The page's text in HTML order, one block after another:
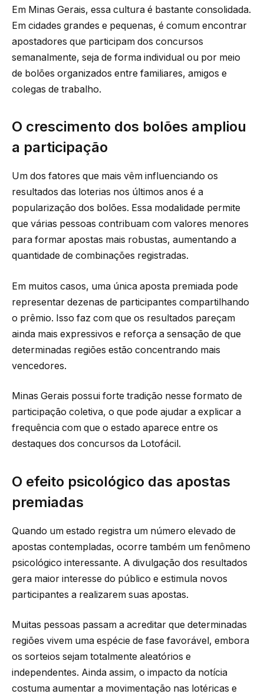
Em Minas Gerais, essa cultura é bastante consolidada.
Em cidades grandes e pequenas, é comum encontrar
apostadores que participam dos concursos
semanalmente, seja de forma individual ou por meio
de bolões organizados entre familiares, amigos e
colegas de trabalho.
O crescimento dos bolões ampliou
a participação
Um dos fatores que mais vêm influenciando os
resultados das loterias nos últimos anos é a
popularização dos bolões. Essa modalidade permite
que várias pessoas contribuam com valores menores
para formar apostas mais robustas, aumentando a
quantidade de combinações registradas.
Em muitos casos, uma única aposta premiada pode
representar dezenas de participantes compartilhando
o prêmio. Isso faz com que os resultados pareçam
ainda mais expressivos e reforça a sensação de que
determinadas regiões estão concentrando mais
vencedores.
Minas Gerais possui forte tradição nesse formato de
participação coletiva, o que pode ajudar a explicar a
frequência com que o estado aparece entre os
destaques dos concursos da Lotofácil.
O efeito psicológico das apostas
premiadas
Quando um estado registra um número elevado de
apostas contempladas, ocorre também um fenômeno
psicológico interessante. A divulgação dos resultados
gera maior interesse do público e estimula novos
participantes a realizarem suas apostas.
Muitas pessoas passam a acreditar que determinadas
regiões vivem uma espécie de fase favorável, embora
os sorteios sejam totalmente aleatórios e
independentes. Ainda assim, o impacto da notícia
costuma aumentar a movimentação nas lotéricas e